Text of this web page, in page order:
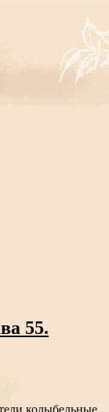
55.
колыбельные,